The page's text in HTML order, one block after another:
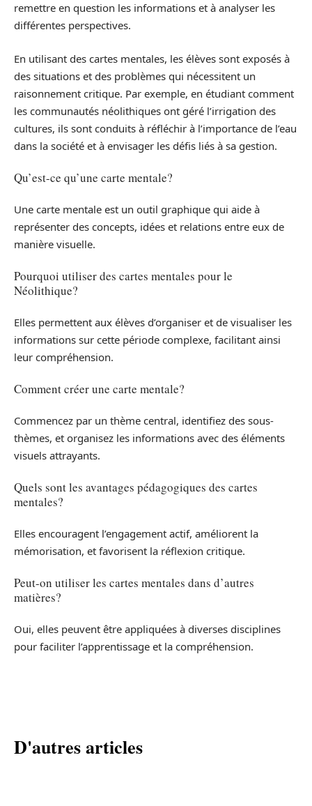
remettre en question les informations et à analyser les
différentes perspectives.
En utilisant des cartes mentales, les élèves sont exposés à
des situations et des problèmes qui nécessitent un
raisonnement critique. Par exemple, en étudiant comment
les communautés néolithiques ont géré l’irrigation des
cultures, ils sont conduits à réfléchir à l’importance de l’eau
dans la société et à envisager les défis liés à sa gestion.
Qu’est-ce qu’une carte mentale?
Une carte mentale est un outil graphique qui aide à
représenter des concepts, idées et relations entre eux de
manière visuelle.
Pourquoi utiliser des cartes mentales pour le
Néolithique?
Elles permettent aux élèves d’organiser et de visualiser les
informations sur cette période complexe, facilitant ainsi
leur compréhension.
Comment créer une carte mentale?
Commencez par un thème central, identifiez des sous-
thèmes, et organisez les informations avec des éléments
visuels attrayants.
Quels sont les avantages pédagogiques des cartes
mentales?
Elles encouragent l’engagement actif, améliorent la
mémorisation, et favorisent la réflexion critique.
Peut-on utiliser les cartes mentales dans d’autres
matières?
Oui, elles peuvent être appliquées à diverses disciplines
pour faciliter l’apprentissage et la compréhension.
D'autres articles